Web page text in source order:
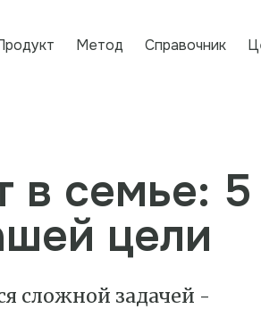
Метод Справочник
в семье:
цели
сложной задачей -